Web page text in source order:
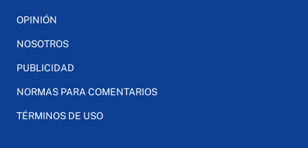
OPINIÓN
NOSOTROS
PUBLICIDAD
NORMAS PARA COMENTARIOS
TÉRMINOS DE USO